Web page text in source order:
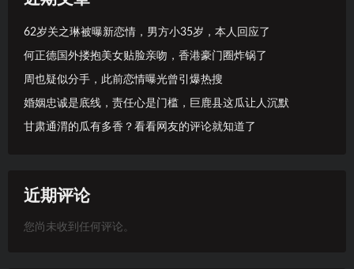
62岁关之琳被曝新恋情，男方小35岁，本人回应了
何正德国外搂抱美女贴脸亲吻，香港豪门圈炸锅了
周也疑似分手，此前恋情曝光曾引爆热搜
婚姻忠诚是底线，责任心是门槛，巨鹿县这瓜让人沉默
甘肃通渭的瓜有多香？看看网友的评论就知道了
近期评论
您尚未收到任何评论。